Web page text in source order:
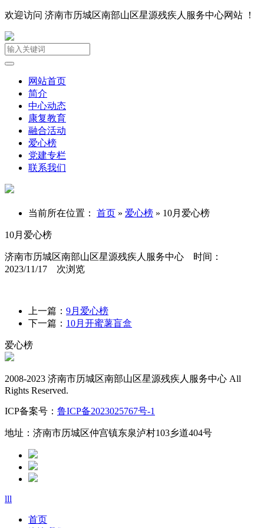
欢迎访问 济南市历城区南部山区星源残疾人服务中心网站 ！
网站首页
简介
中心动态
康复教育
融合活动
爱心榜
党建专栏
联系我们
当前所在位置： 首页 » 爱心榜 » 10月爱心榜
10月爱心榜
济南市历城区南部山区星源残疾人服务中心 时间：
2023/11/17 次浏览
上一篇： 9月爱心榜
下一篇： 10月开蜜薯盲盒
爱心榜
2008-2023 济南市历城区南部山区星源残疾人服务中心 All
Rights Reserved.
ICP备案号： 鲁ICP备2023025767号-1
地址：济南市历城区仲宫镇东泉泸村103乡道404号
lll
首页